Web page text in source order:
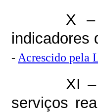
X –
indicadores
- Acrescido pela
XI
serviços